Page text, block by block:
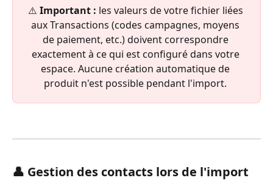
⚠️ Important : les valeurs de votre fichier liées
aux Transactions (codes campagnes, moyens
de paiement, etc.) doivent correspondre
exactement à ce qui est configuré dans votre
espace. Aucune création automatique de
produit n'est possible pendant l'import.
👤 Gestion des contacts lors de l'import